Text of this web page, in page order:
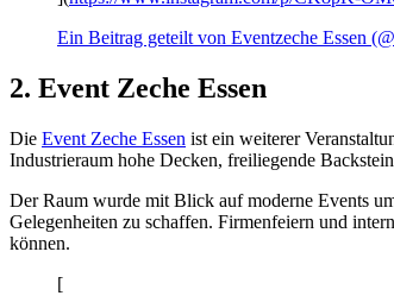
Ein Beitrag geteilt von Eventzeche Essen
2. Event Zeche Essen
Die Event Zeche Essen ist ein weiterer
Industrieraum hohe Decken, freiliegende
Der Raum wurde mit Blick auf moderne Events
Gelegenheiten zu schaffen. Firmenfeiern und
können.
[